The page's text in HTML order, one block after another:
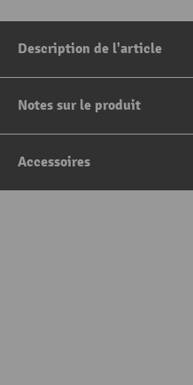
Description de l'article
Notes sur le produit
Accessoires